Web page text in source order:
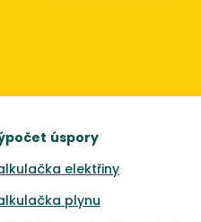
úspory
elektřiny
plynu